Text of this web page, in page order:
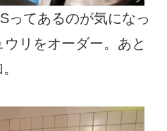
ってあるのが気になっ
リをオーダー。あと